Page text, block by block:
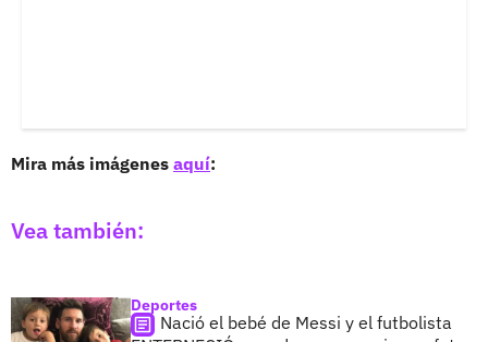
Mira más imágenes aquí:
Vea también:
Deportes
Nació el bebé de Messi y el futbolista